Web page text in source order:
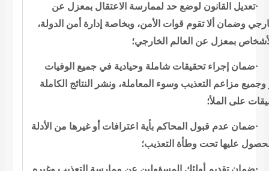
تعديل القانون لوضع حد لممارسة الاعتقال بمعزل عن
وضمان ألا تقوم قوات الأمن، وبخاصة إدارة أمن الدولة،
بمعزل عن العالم الخارجي؛
ضمان إجراء تحقيقات شاملة وحيادية في جميع الوفيات
مزاعم التعذيب وسوء المعاملة، ونشر
النتائج الكاملة
على الملأ؛
ضمان عدم قبول المحاكم بأية اعترافات أو غيرها من الأدلة
عليها تحت وطأة التعذيب؛
ضمان تقديم أولئك المسؤولين عن ممارسة التعذيب وغيره